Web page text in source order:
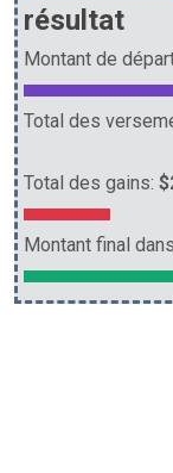
résultat
Montant de
Total des
Total des gains:
Montant final dans